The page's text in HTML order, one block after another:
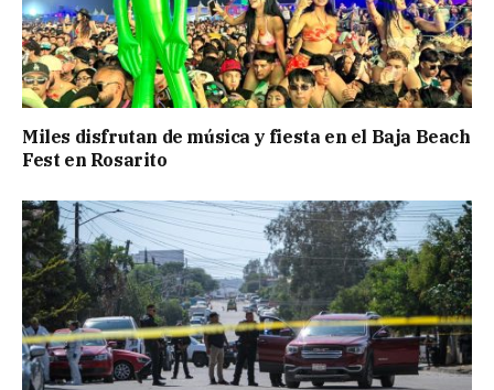
Miles disfrutan de música y fiesta en el Baja Beach
Fest en Rosarito